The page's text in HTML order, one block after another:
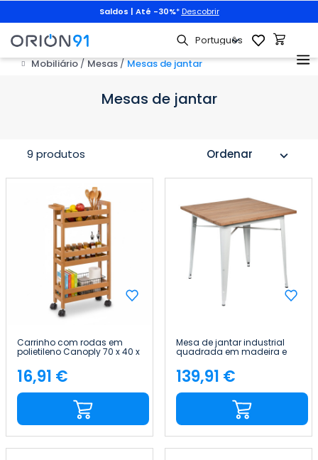
Saldos | Até -30%* Descobrir
Mobiliário Mesas Mesas de jantar
Mesas de jantar
Ordenar expand_more
9 produtos
Carrinho com rodas em
polietileno Canoply 70 x 40 x
15 cm Thinia Home
Preço
16,91 €
Mesa de jantar industrial
quadrada em madeira e
aço, 80 x 80 x 76 cm Thinia
Home
Preço
139,91 €